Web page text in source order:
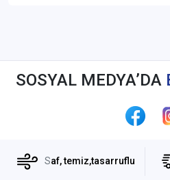
SOSYAL MEDYA’DA
Saf, temiz,tasarruflu